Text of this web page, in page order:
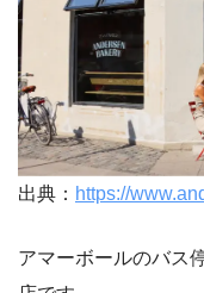
出典： https://
アマーボールのバス